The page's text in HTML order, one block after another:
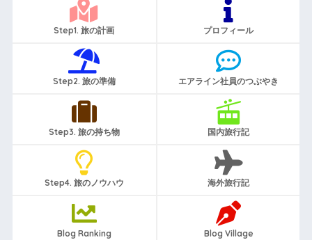
Step1. 旅の計画 プロフィール
Step2. 旅の準備 エアライン社員のつぶやき
Step3. 旅の持ち物 国内旅行記
Step4. 旅のノウハウ 海外旅行記
Blog Ranking Blog Village